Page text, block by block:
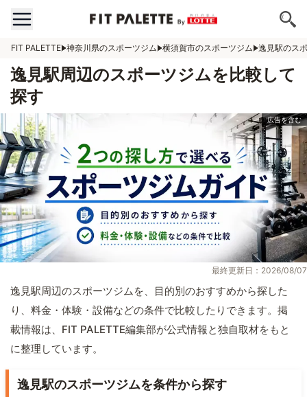
FIT PALETTE 神奈川県のスポーツジム 横須賀市のスポーツジム 逸見駅のス
逸見駅周辺のスポーツジムを比較して
探す
最終更新日：2026/08/07
逸見駅周辺のスポーツジムを、目的別のおすすめから探した
り、料金・体験・設備などの条件で比較したりできます。掲
載情報は、FIT PALETTE編集部が公式情報と独自取材をもと
に整理しています。
逸見駅のスポーツジムを条件から探す